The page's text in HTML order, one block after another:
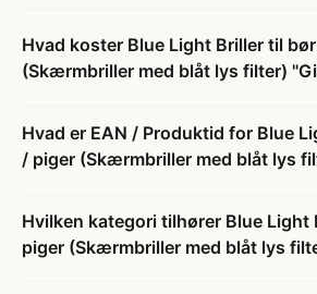
Hvad koster Blue Light Briller til
(Skærmbriller med blåt lys filter)
Hvad er EAN / Produktid for Blue
/ piger (Skærmbriller med blåt lys
Hvilken kategori tilhører Blue Light
piger (Skærmbriller med blåt lys